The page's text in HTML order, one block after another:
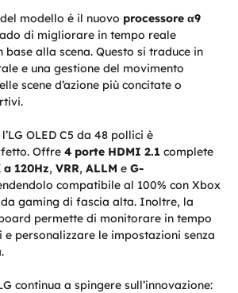
modello è il nuovo processore α9
di migliorare in tempo reale
base alla scena. Questo si traduce in
e una gestione del movimento
scene d’azione più concitate o
OLED C5 da 48 pollici è
Offre 4 porte HDMI 2.1 complete
a 120Hz, VRR, ALLM e G-
compatibile al 100% con Xbox
da gaming di fascia alta. Inoltre, la
permette di monitorare in tempo
e personalizzare le impostazioni senza
continua a spingere sull’innovazione: